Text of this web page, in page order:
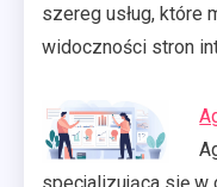
szereg usług, które
widoczności stron